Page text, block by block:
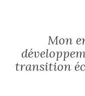
Mon
transition